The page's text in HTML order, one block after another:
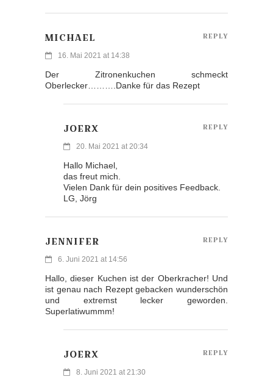
MICHAEL
16. Mai 2021 at 14:38
Der Zitronenkuchen schmeckt
Oberlecker……….Danke für das Rezept
REPLY
JOERX
20. Mai 2021 at 20:34
Hallo Michael,
das freut mich.
Vielen Dank für dein positives Feedback.
LG, Jörg
REPLY
JENNIFER
6. Juni 2021 at 14:56
Hallo, dieser Kuchen ist der Oberkracher! Und
ist genau nach Rezept gebacken wunderschön
und extremst lecker geworden.
Superlatiwummm!
REPLY
JOERX
8. Juni 2021 at 21:30
REPLY